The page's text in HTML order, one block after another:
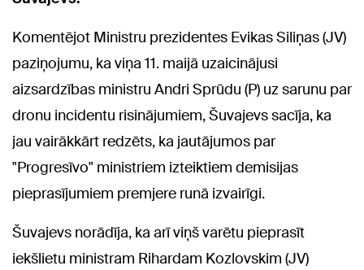
Komentējot Ministru prezidentes Evikas Siliņas (JV)
paziņojumu, ka viņa 11. maijā uzaicinājusi
aizsardzības ministru Andri Sprūdu (P) uz sarunu par
dronu incidentu risinājumiem, Šuvajevs sacīja, ka
jau vairākkārt redzēts, ka jautājumos par
"Progresīvo" ministriem izteiktiem demisijas
pieprasījumiem premjere runā izvairīgi.
Šuvajevs norādīja, ka arī viņš varētu pieprasīt
iekšlietu ministram Rihardam Kozlovskim (JV)